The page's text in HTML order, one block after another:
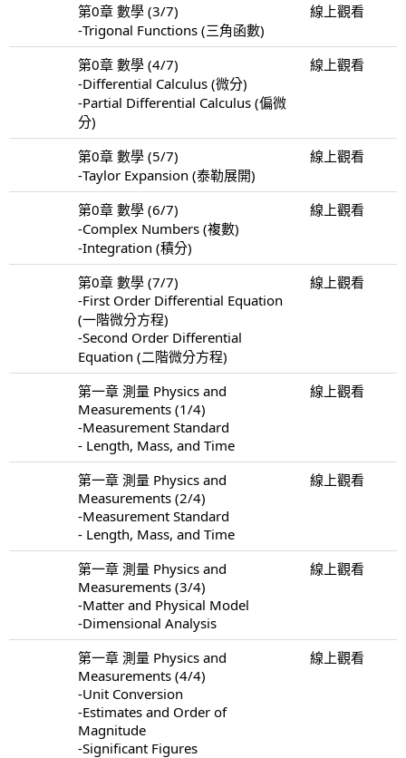
第0章 數學 (3/7)
-Trigonal Functions (三角函數)
線上觀看
第0章 數學 (4/7)
-Differential Calculus (微分)
-Partial Differential Calculus (偏微
分)
線上觀看
第0章 數學 (5/7)
-Taylor Expansion (泰勒展開)
線上觀看
第0章 數學 (6/7)
-Complex Numbers (複數)
-Integration (積分)
線上觀看
第0章 數學 (7/7)
-First Order Differential Equation
(一階微分方程)
-Second Order Differential
Equation (二階微分方程)
線上觀看
第一章 測量 Physics and
Measurements (1/4)
-Measurement Standard
- Length, Mass, and Time
線上觀看
第一章 測量 Physics and
Measurements (2/4)
-Measurement Standard
- Length, Mass, and Time
線上觀看
第一章 測量 Physics and
Measurements (3/4)
-Matter and Physical Model
-Dimensional Analysis
線上觀看
第一章 測量 Physics and
Measurements (4/4)
-Unit Conversion
-Estimates and Order of
Magnitude
-Significant Figures
線上觀看